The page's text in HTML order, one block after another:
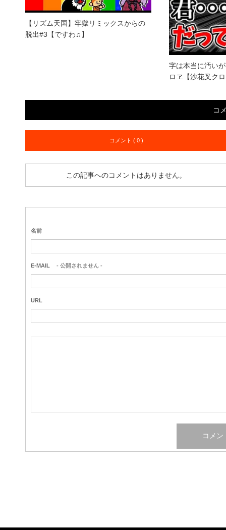
【リズム天国】牢獄リミックスからの
脱出#3【ですわ♫】
字は本当に汚い
ロヱ【沙花叉ク
コ
コメント ( 0 )
この記事へのコメントはありません。
名前
E-MAIL - 公開されません -
URL